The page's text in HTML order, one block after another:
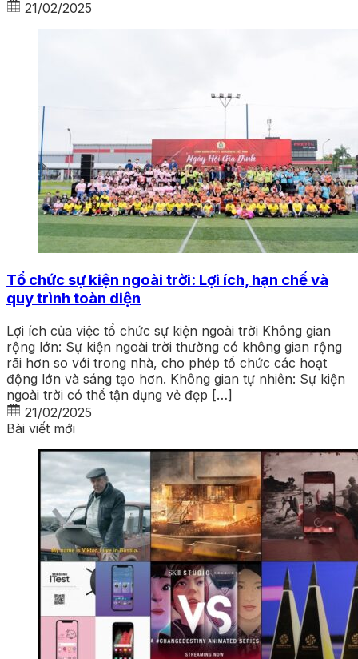
21/02/2025
Tổ chức sự kiện ngoài trời: Lợi ích, hạn chế và
quy trình toàn diện
Lợi ích của việc tổ chức sự kiện ngoài trời Không gian
rộng lớn: Sự kiện ngoài trời thường có không gian rộng
rãi hơn so với trong nhà, cho phép tổ chức các hoạt
động lớn và sáng tạo hơn. Không gian tự nhiên: Sự kiện
ngoài trời có thể tận dụng vẻ đẹp […]
21/02/2025
Bài viết mới